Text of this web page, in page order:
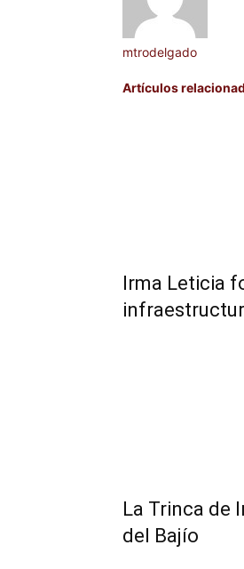
mtrodelgado
Artículos
Irma Leticia
​La Trinca de
del Bajío